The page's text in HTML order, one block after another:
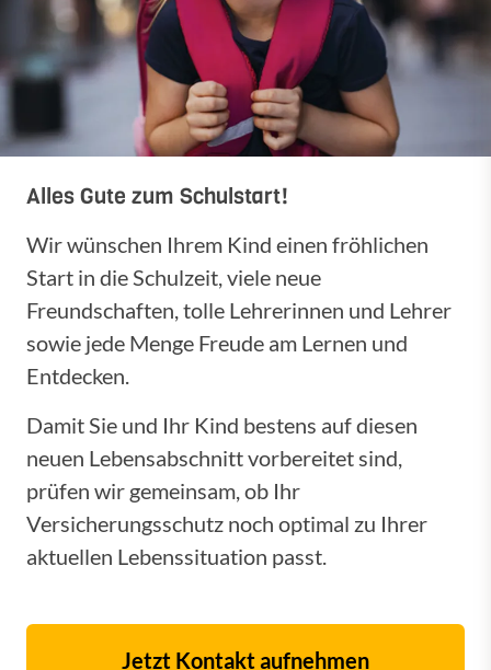
Alles Gute zum Schulstart!
Wir wünschen Ihrem Kind einen fröhlichen
Start in die Schulzeit, viele neue
Freundschaften, tolle Lehrerinnen und Lehrer
sowie jede Menge Freude am Lernen und
Entdecken.
Damit Sie und Ihr Kind bestens auf diesen
neuen Lebensabschnitt vorbereitet sind,
prüfen wir gemeinsam, ob Ihr
Versicherungsschutz noch optimal zu Ihrer
aktuellen Lebenssituation passt.
Jetzt Kontakt aufnehmen